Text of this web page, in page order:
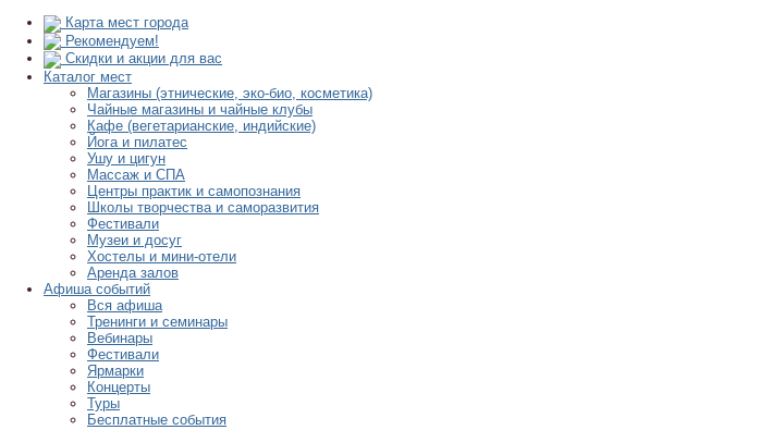
Карта мест города
Рекомендуем!
Скидки и акции для вас
Каталог мест
Магазины (этнические, эко-био, косметика)
Чайные магазины и чайные клубы
Кафе (вегетарианские, индийские)
Йога и пилатес
Ушу и цигун
Массаж и СПА
Центры практик и самопознания
Школы творчества и саморазвития
Фестивали
Музеи и досуг
Хостелы и мини-отели
Аренда залов
Афиша событий
Вся афиша
Тренинги и семинары
Вебинары
Фестивали
Ярмарки
Концерты
Туры
Бесплатные события